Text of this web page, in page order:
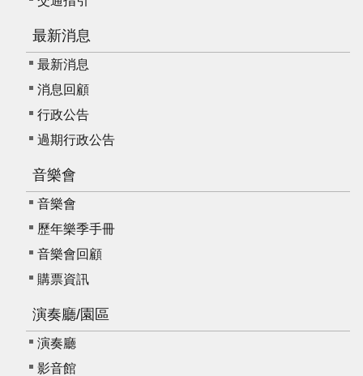
最新消息
最新消息
消息回顧
行政公告
過期行政公告
音樂會
音樂會
歷年樂季手冊
音樂會回顧
購票資訊
演奏廳/園區
演奏廳
影音館